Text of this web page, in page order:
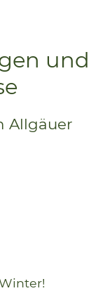
und
Allgäuer